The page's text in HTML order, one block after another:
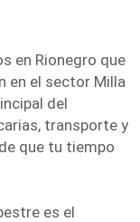
en Rionegro que
en el sector Milla
del
transporte y
que tu tiempo
es el